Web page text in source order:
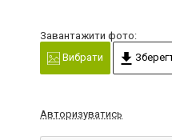
Завантажити фото:
Вибрати
Авторизуватись